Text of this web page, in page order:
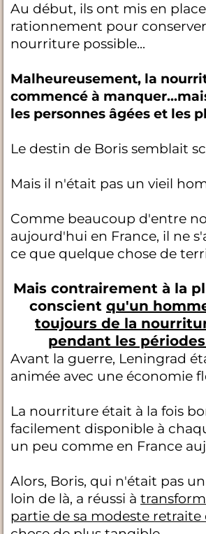
Au début, ils ont mis en
rationnement pour
nourriture possible...
Malheureusement, la
commencé à
les personnes âgées et les
Le destin de Boris semblait
Mais il n'était pas un vieil
Comme beaucoup d'entre
aujourd'hui en France, il ne
ce que quelque chose de
Mais contrairement à la
conscient qu'un
toujours de la
pendant les
Avant la guerre, Leningrad
animée avec une économie
La nourriture était à la fois
facilement disponible à
un peu comme en France
Alors, Boris, qui n'était pas
loin de là, a réussi à
partie de sa modeste